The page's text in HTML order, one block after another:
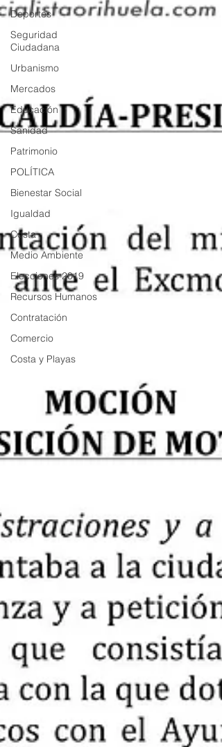
Deportes
Seguridad
Ciudadana
Urbanismo
Mercados
Educación
Sanidad
Patrimonio
POLÍTICA
Bienestar Social
Igualdad
Costa
Medio Ambiente
Elecciones 2019
Recursos Humanos
Contratación
Comercio
Costa y Playas